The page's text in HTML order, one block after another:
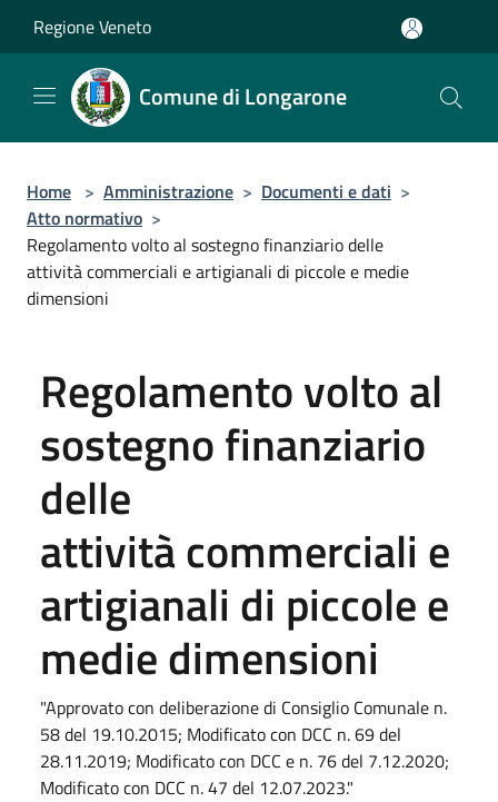
Regione Veneto
Comune di Longarone
Home > Amministrazione > Documenti e dati >
Atto normativo >
Regolamento volto al sostegno finanziario delle
attività commerciali e artigianali di piccole e medie
dimensioni
Regolamento volto al
sostegno finanziario
delle
attività commerciali e
artigianali di piccole e
medie dimensioni
"Approvato con deliberazione di Consiglio Comunale n.
58 del 19.10.2015; Modificato con DCC n. 69 del
28.11.2019; Modificato con DCC e n. 76 del 7.12.2020;
Modificato con DCC n. 47 del 12.07.2023."